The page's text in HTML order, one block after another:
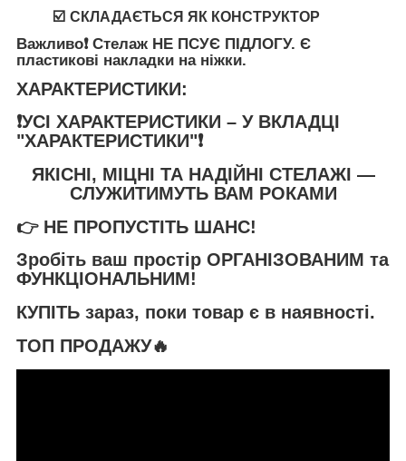
☑️ СКЛАДАЄТЬСЯ ЯК КОНСТРУКТОР
Важливо❗️ Стелаж НЕ ПСУЄ ПІДЛОГУ. Є
пластикові накладки на ніжки.
ХАРАКТЕРИСТИКИ:
❗️УСІ ХАРАКТЕРИСТИКИ – У ВКЛАДЦІ
"ХАРАКТЕРИСТИКИ"❗️
ЯКІСНІ, МІЦНІ ТА НАДІЙНІ СТЕЛАЖІ —
СЛУЖИТИМУТЬ ВАМ РОКАМИ
👉 НЕ ПРОПУСТІТЬ ШАНС!
Зробіть ваш простір ОРГАНІЗОВАНИМ та
ФУНКЦІОНАЛЬНИМ!
КУПІТЬ зараз, поки товар є в наявності.
ТОП ПРОДАЖУ🔥